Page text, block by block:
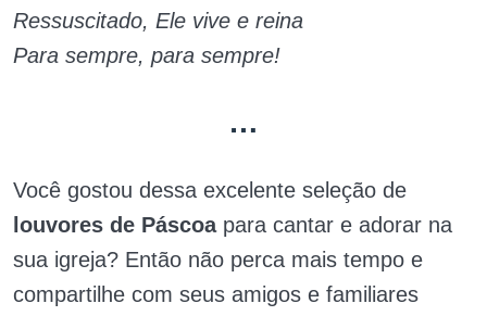
Ressuscitado, Ele vive e reina
Para sempre, para sempre!
…
Você gostou dessa excelente seleção de
louvores de Páscoa para cantar e adorar na
sua igreja? Então não perca mais tempo e
compartilhe com seus amigos e familiares